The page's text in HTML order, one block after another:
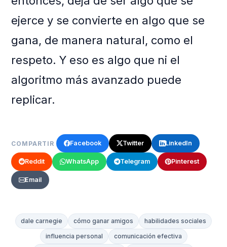
ejerce y se convierte en algo que se
gana, de manera natural, como el
respeto. Y eso es algo que ni el
algoritmo más avanzado puede
replicar.
COMPARTIR Facebook Twitter LinkedIn
Reddit WhatsApp Telegram Pinterest
Email
dale carnegie cómo ganar amigos
habilidades sociales
influencia personal
comunicación efectiva